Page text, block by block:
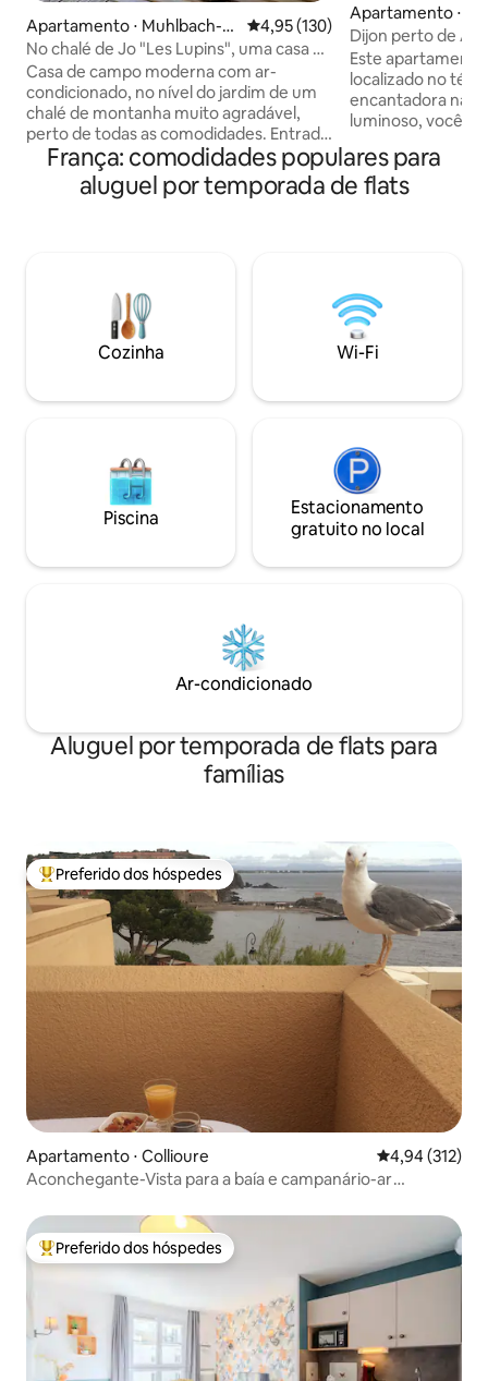
Apartamento ⋅ Muhlbach-s
ur-Munster
4,95 de uma avaliação média de
4,95 (130)
No chalé de Jo "Les Lupins", uma casa de
campo na montanha
Casa de campo moderna com ar-
condicionado, no nível do jardim de um
chalé de montanha muito agradável,
perto de todas as comodidades. Entrada
privativa, estacionamento, +acesso a
uma área de JACUZZI relaxante aberta
durante todo o ano e MINI PISCINA
cidades turísticas como
COLMAR/ESTRASBURGO/MULHOUSE,
vários lagos de montanha, pistas de
esqui, trilhas para caminhadas
Apartamento ⋅
Dijon perto de
viajantes —
Este apartamento
localizado no
encantadora na
luminoso, você
acomodação (2
sala de estar)
e ao parque
mobiliada para
3 estrelas.
França: comodidades populares para
aluguel por temporada de flats
Cozinha Wi-Fi
Piscina
Estacionamento
gratuito no local
Ar-condicionado
Aluguel por temporada de flats para
famílias
Entre os melhores preferidos dos hóspedes
Preferido dos hóspedes
Apartamento ⋅ Collioure 4,94 de uma
4,94 (312)
Aconchegante-Vista para a baía e campanário-ar
Entre os melhores preferidos dos hóspedes
Preferido dos hóspedes